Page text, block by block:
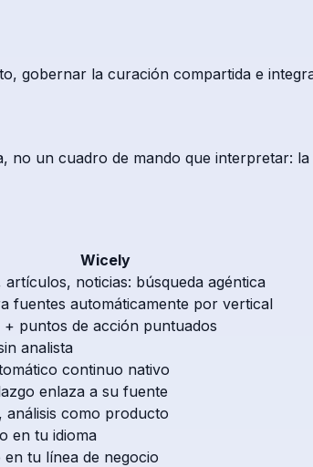
gobernar la curación compartida e
un cuadro de mando que interpretar:
Wicely
artículos, noticias: búsqueda agéntica
fuentes automáticamente por vertical
puntos de acción puntuados
analista
continuo nativo
enlaza a su fuente
análisis como producto
en tu idioma
en tu línea de negocio